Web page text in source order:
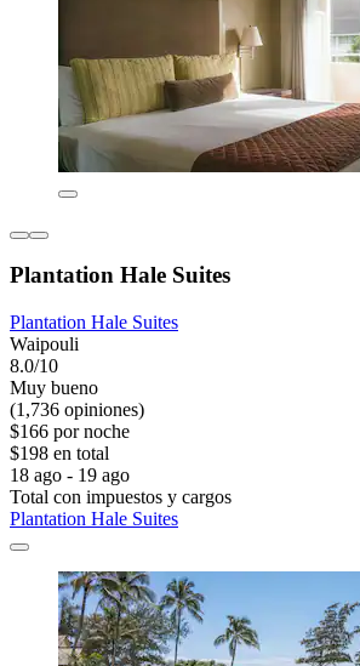
Plantation Hale Suites
Plantation Hale Suites
Waipouli
8.0/10
Muy bueno
(1,736 opiniones)
$166 por noche
$198 en total
18 ago - 19 ago
Total con impuestos y cargos
Plantation Hale Suites